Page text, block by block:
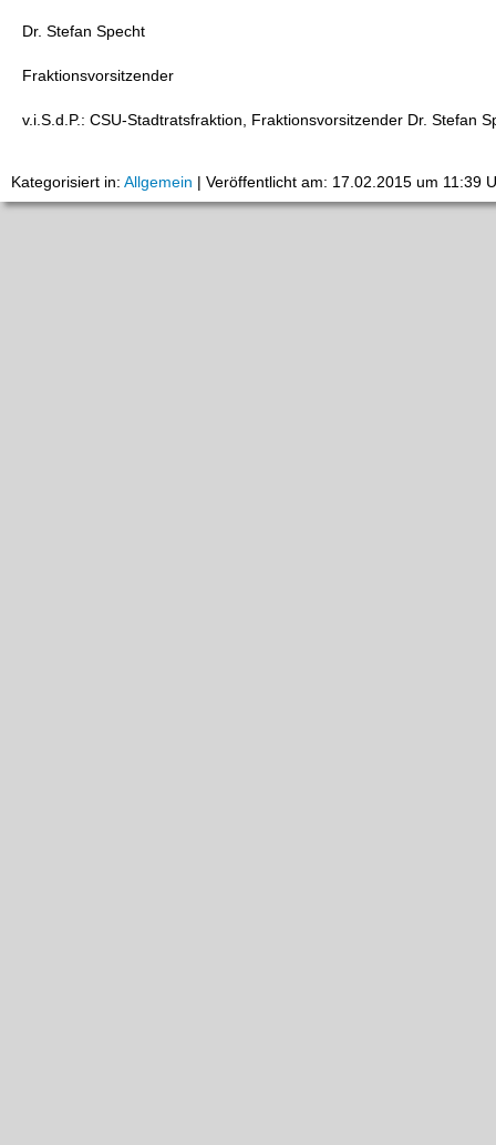
Dr. Stefan Specht
Fraktionsvorsitzender
v.i.S.d.P.: CSU-Stadtratsfraktion, Fraktionsvorsitzender Dr. Stefan
Kategorisiert in: Allgemein | Veröffentlicht am: 17.02.2015 um 11:39